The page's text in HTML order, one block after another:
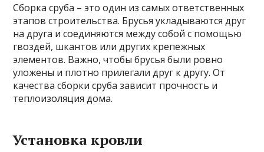
Сборка сруба – это один из самых ответственных
этапов строительства. Брусья укладываются друг
на друга и соединяются между собой с помощью
гвоздей, шкантов или других крепежных
элементов. Важно, чтобы брусья были ровно
уложены и плотно прилегали друг к другу. От
качества сборки сруба зависит прочность и
теплоизоляция дома.
Установка кровли